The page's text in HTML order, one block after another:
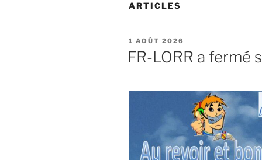
ARTICLES
PUBLIÉ
LE
1 AOÛT 2026
FR-LORR a fermé